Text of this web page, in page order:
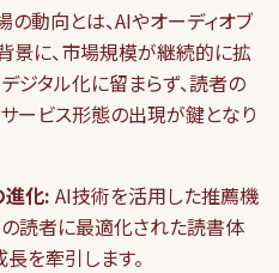
動向とは、AIやオーディオブ
景に、市場規模が継続的に拡
ジタル化に留まらず、読者の
ービス形態の出現が鍵となり
進化: AI技術を活用した推薦機
読者に最適化された読書体
を牽引します。